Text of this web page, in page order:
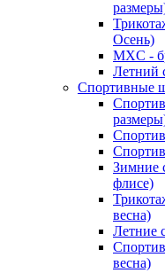
Осень)
MXC -
Летний
Спортивные
Зимние
флисе)
весна)
Летние
весна)